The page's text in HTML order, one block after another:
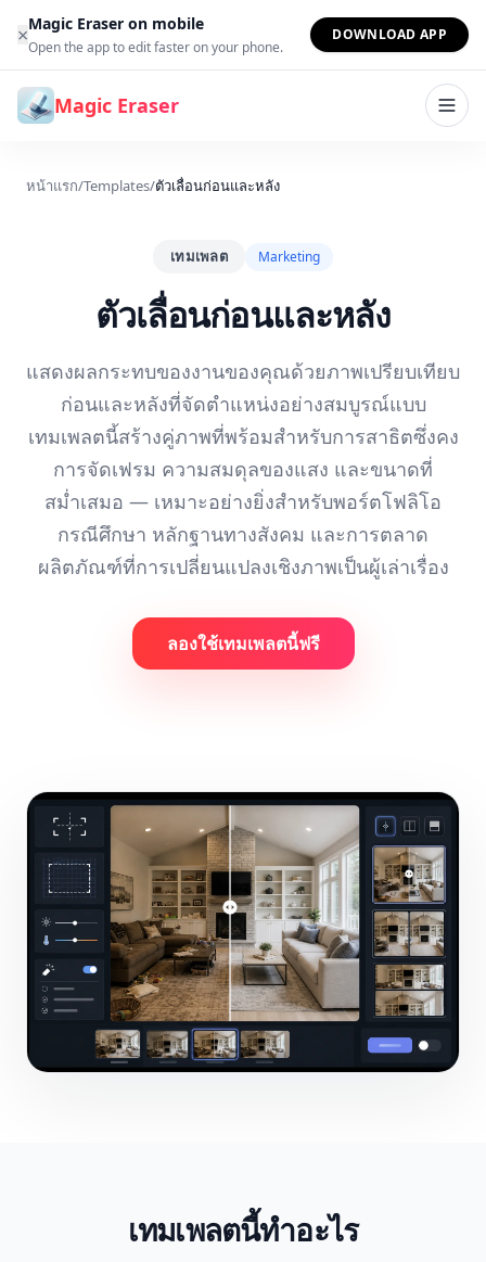
ข้ามไปยังเนื้อหา
×Magic Eraser on mobile
Open the app to edit faster on your phone.
DOWNLOAD APP
Magic Eraser
หน้าแรก/Templates/ตัวเลื่อนก่อนและหลัง
เทมเพลต Marketing
ตัวเลื่อนก่อนและหลัง
แสดงผลกระทบของงานของคุณด้วยภาพเปรียบเทียบ
ก่อนและหลังที่จัดตำแหน่งอย่างสมบูรณ์แบบ
เทมเพลตนี้สร้างคู่ภาพที่พร้อมสำหรับการสาธิตซึ่งคง
การจัดเฟรม ความสมดุลของแสง และขนาดที่
สม่ำเสมอ — เหมาะอย่างยิ่งสำหรับพอร์ตโฟลิโอ
กรณีศึกษา หลักฐานทางสังคม และการตลาด
ผลิตภัณฑ์ที่การเปลี่ยนแปลงเชิงภาพเป็นผู้เล่าเรื่อง
ลองใช้เทมเพลตนี้ฟรี
เทมเพลตนี้ทำอะไร